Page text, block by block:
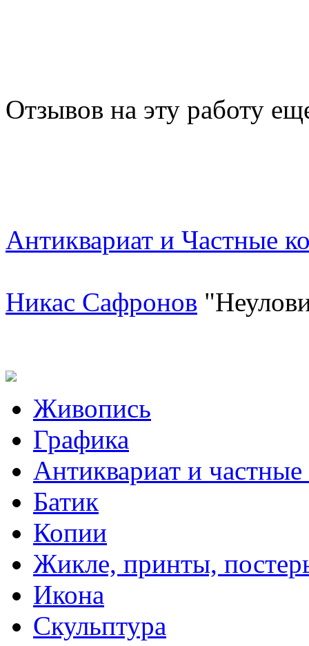
Отзывов на эту работу
Антиквариат и Частные
Никас Сафронов
Живопись
Графика
Антиквариат и
Батик
Копии
Жикле, принты,
Икона
Скульптура